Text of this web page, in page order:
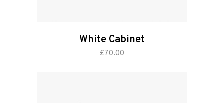
White Cabinet
£70.00
add to cart